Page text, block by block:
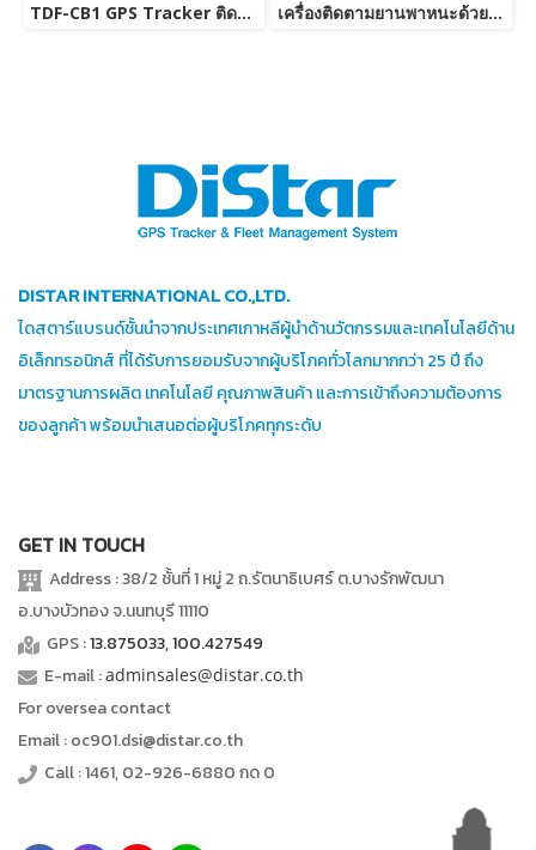
TDF-CB1 GPS Tracker ติดตามรถเรียลไทม์ เจาะลึกข้อมูลเครื่องยนต์ เครื่องติดตามยานพาหนะด้วย GPS แบบ 4G รุ่นMG04
DISTAR INTERNATIONAL CO.,LTD.
ไดสตาร์แบรนด์ชั้นนำจากประเทศเกาหลีผู้นำด้านวัตกรรมและเทคโนโลยีด้าน
อิเล็กทรอนิกส์ ที่ได้รับการยอมรับจากผู้บริโภคทั่วโลกมากกว่า 25 ปี ถึง
มาตรฐานการผลิต เทคโนโลยี คุณภาพสินค้า และการเข้าถึงความต้องการ
ของลูกค้า พร้อมนำเสนอต่อผู้บริโภคทุกระดับ
GET IN TOUCH
Address : 38/2 ชั้นที่ 1 หมู่ 2 ถ.รัตนาธิเบศร์ ต.บางรักพัฒนา
อ.บางบัวทอง จ.นนทบุรี 11110
GPS :13.875033, 100.427549
E-mail :adminsales@distar.co.th
For oversea contact
Email : oc901.dsi@distar.co.th
Call : 1461, 02-926-6880 กด 0